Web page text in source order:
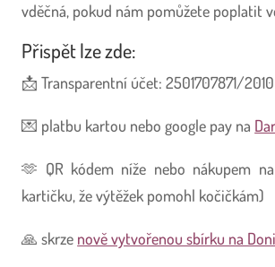
vděčná, pokud nám pomůžete poplatit
Přispět lze zde:
📩 Transparentní účet: 2501707871/2010
💌 platbu kartou nebo google pay na
🫶 QR kódem níže nebo nákupem
kartičku, že výtěžek pomohl kočičkám)
🙏 skrze nově vytvořenou sbírku na